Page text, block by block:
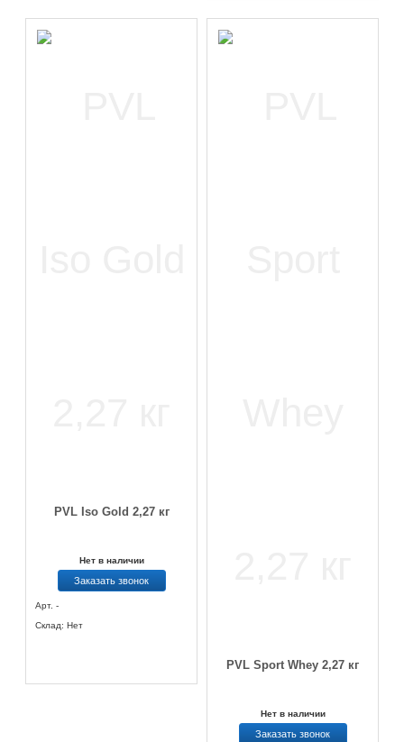
PVL Iso Gold 2,27 кг
Нет в наличии
Заказать звонок
Арт. -
Склад: Нет
PVL Sport Whey 2,27 кг
Нет в наличии
Заказать звонок